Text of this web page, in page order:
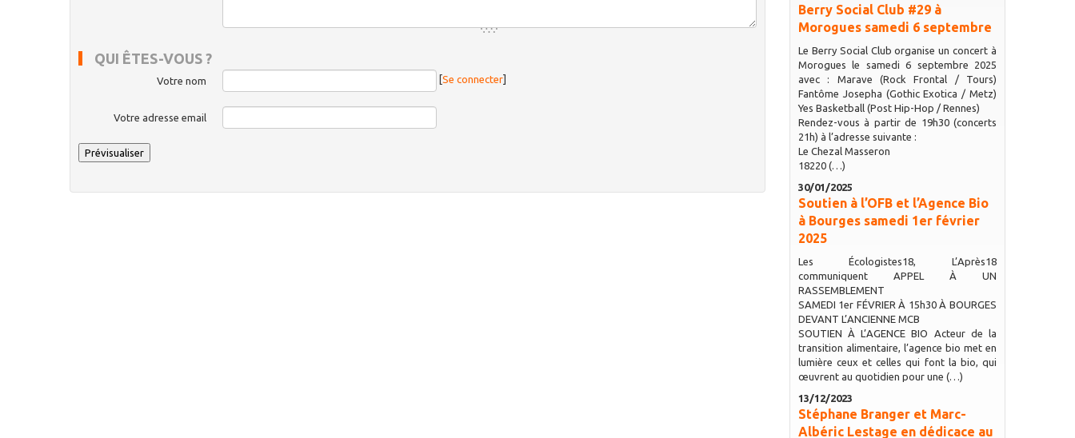
QUI ÊTES-VOUS ?
Votre nom [Se connecter]
Votre adresse email
Berry Social Club #29 à
Morogues samedi 6 septembre
Le Berry Social Club organise un concert à
Morogues le samedi 6 septembre 2025
avec : Marave (Rock Frontal / Tours)
Fantôme Josepha (Gothic Exotica / Metz)
Yes Basketball (Post Hip-Hop / Rennes)
Rendez-vous à partir de 19h30 (concerts
21h) à l’adresse suivante :
Le Chezal Masseron
18220 (…)
30/01/2025
Soutien à l’OFB et l’Agence Bio
à Bourges samedi 1er février
2025
Les Écologistes18, L’Après18
communiquent APPEL À UN
RASSEMBLEMENT
SAMEDI 1er FÉVRIER À 15h30 À BOURGES
DEVANT L’ANCIENNE MCB
SOUTIEN À L’AGENCE BIO Acteur de la
transition alimentaire, l’agence bio met en
lumière ceux et celles qui font la bio, qui
œuvrent au quotidien pour une (…)
13/12/2023
Stéphane Branger et Marc-
Albéric Lestage en dédicace au